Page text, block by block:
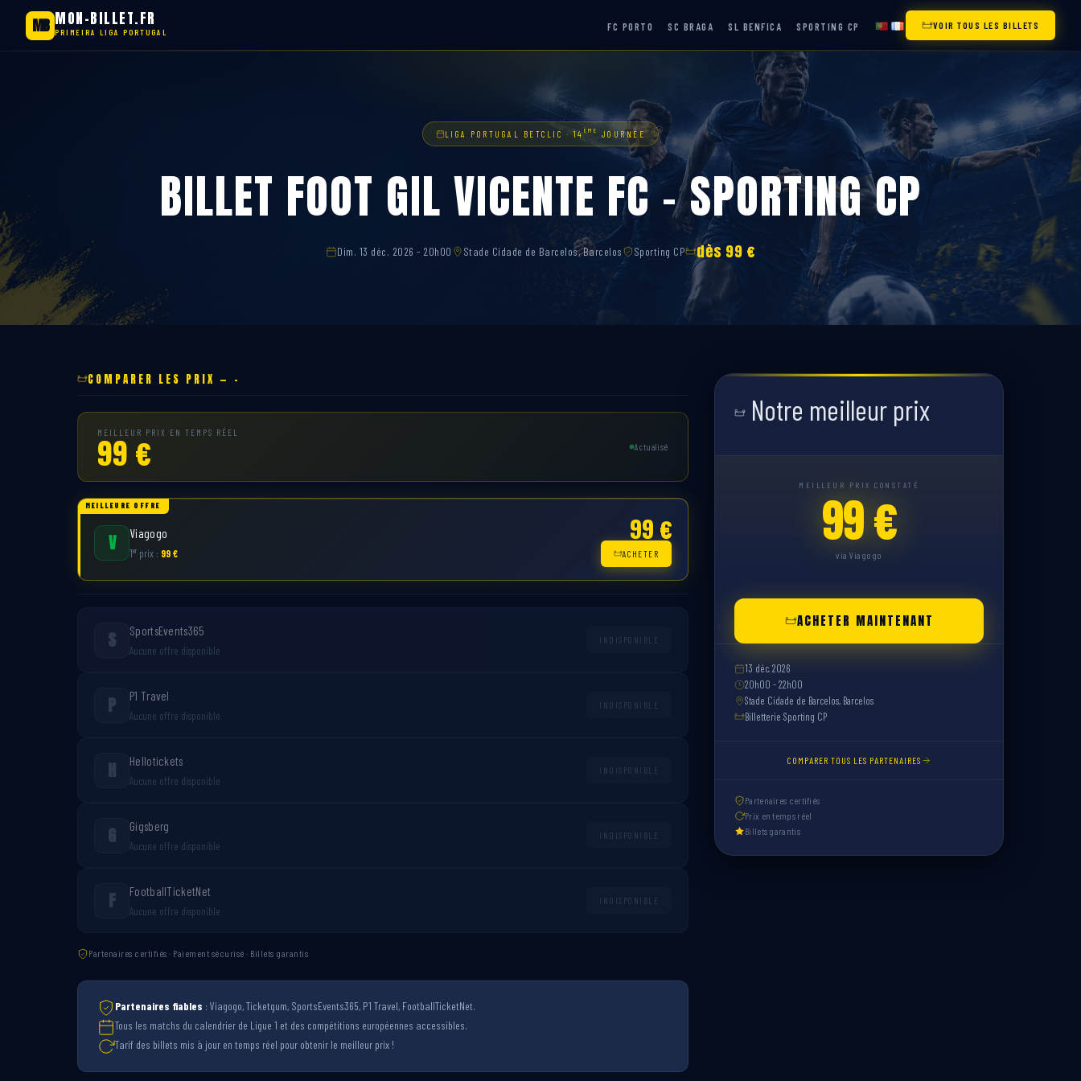
MB MON-BILLET.FR
PRIMEIRA LIGA PORTUGAL FC PORTO SC BRAGA SL BENFICA SPORTING CP VOIR TOUS LES BILLETS
LIGA PORTUGAL BETCLIC · 14 ÈME JOURNÉE
BILLET FOOT GIL VICENTE FC – SPORTING CP
Dim. 13 déc. 2026 - 20h00 Stade Cidade de Barcelos, Barcelos Sporting CP dès 99 €
COMPARER LES PRIX — -
MEILLEUR PRIX EN TEMPS RÉEL
99 € Actualisé
MEILLEURE OFFRE
V Viagogo
1er prix : 99 €
99 €
ACHETER
S SportsEvents365
Aucune offre disponible
INDISPONIBLE
P P1 Travel
Aucune offre disponible
INDISPONIBLE
H Hellotickets
Aucune offre disponible
INDISPONIBLE
G Gigsberg
Aucune offre disponible
INDISPONIBLE
F FootballTicketNet
Aucune offre disponible
INDISPONIBLE
Partenaires certifiés · Paiement sécurisé · Billets garantis
Partenaires fiables : Viagogo, Ticketgum, SportsEvents365, P1 Travel, FootballTicketNet.
Tous les matchs du calendrier de Ligue 1 et des compétitions européennes accessibles.
Tarif des billets mis à jour en temps réel pour obtenir le meilleur prix !
Notre meilleur prix
MEILLEUR PRIX CONSTATÉ
99 €
via Viagogo
ACHETER MAINTENANT
13 déc. 2026
20h00 - 22h00
Stade Cidade de Barcelos, Barcelos
Billetterie Sporting CP
COMPARER TOUS LES PARTENAIRES
Partenaires certifiés
Prix en temps réel
Billets garantis